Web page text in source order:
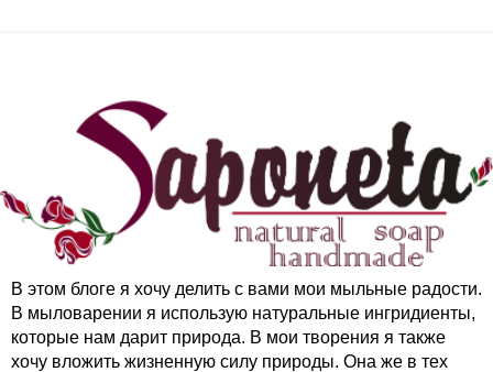
В этом блоге я хочу делить с вами мои мыльные радости.
В мыловарении я использую натуральные ингридиенты,
которые нам дарит природа. В мои творения я также
хочу вложить жизненную силу природы. Она же в тех